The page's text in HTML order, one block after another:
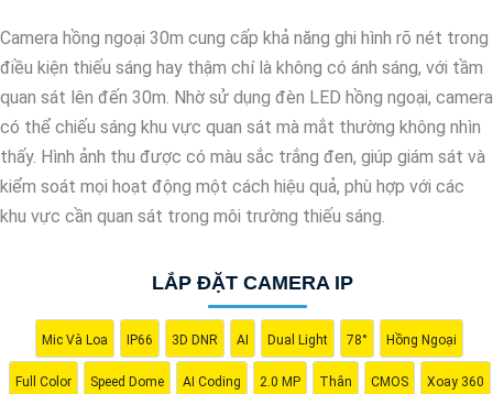
✤3:Xác định vị trí lắp đặt: Đảm bảo chọn vị trí lắp đặt camera
sao cho có thể quan sát được toàn bộ khu vực cần giám sát
một cách hiệu quả nhất.
Ω4:Chọn hệ thống lưu trữ đám mây hoặc thiết bị lưu trữ nội bộ:
Lựa chọn hệ thống lưu trữ phù hợp để lưu trữ video từ camera
IP. Đám mây hoặc máy chủ lưu trữ nội bộ đều là sự lựa chọn
thông minh.
camera IP, hãy kiểm tra kỹ các tính năng như hỗ trợ kết nối
mạng, góc quan sát, khả năng chống nước, ánh sáng yếu, hồng
ngoại, cảnh báo chuyển động… để Tin hơn camera phản ánh
đúng nhu cầu sử dụng của bạn.
Camera hồng ngoại 30m cung cấp khả năng ghi hình rõ nét trong
điều kiện thiếu sáng hay thậm chí là không có ánh sáng, với tầm
quan sát lên đến 30m. Nhờ sử dụng đèn LED hồng ngoại, camera
có thể chiếu sáng khu vực quan sát mà mắt thường không nhìn
thấy. Hình ảnh thu được có màu sắc trắng đen, giúp giám sát và
kiểm soát mọi hoạt động một cách hiệu quả, phù hợp với các
khu vực cần quan sát trong môi trường thiếu sáng.
LẮP ĐẶT CAMERA IP
Mic Và Loa IP66 3D DNR AI Dual Light 78° Hồng Ngoại
Full Color Speed Dome AI Coding 2.0 MP Thân CMOS Xoay 360